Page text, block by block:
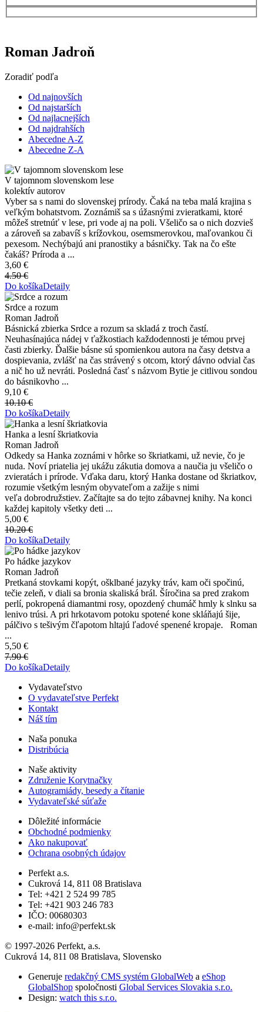
Roman Jadroň
Zoradiť podľa
Od najnovších
Od najstarších
Od najlacnejších
Od najdrahších
Abecedne A-Z
Abecedne Z-A
V tajomnom slovenskom lese
kolektív autorov
Vyber sa s nami do slovenskej prírody. Čaká na teba malá krajina s
veľkým bohatstvom. Zoznámiš sa s úžasnými zvieratkami, ktoré
môžeš stretnúť v lese, pri vode aj na poli. Všeličo sa o nich dozvieš
a zároveň sa zabavíš s krížovkou, osemsmerovkou, maľovankou či
pexesom. Nechýbajú ani pranostiky a básničky. Tak na čo ešte
čakáš? Príroda a ...
3,60 €
4.50 €
Do košíkaDetaily
Srdce a rozum
Roman Jadroň
Básnická zbierka Srdce a rozum sa skladá z troch častí.
Neuhasínajúca nádej v ťažkostiach každodennosti je témou prvej
časti zbierky. Ďalšie básne sú spomienkou autora na časy detstva a
dospievania, zvlášť na čas strávený s otcom, ktorý dávno odvial čas
a nič ho už nevráti. Posledná časť s názvom Bytie je citlivou sondou
do básnikovho ...
9,10 €
10.10 €
Do košíkaDetaily
Hanka a lesní škriatkovia
Roman Jadroň
Odkedy sa Hanka zoznámi v hôrke so škriatkami, už nevie, čo je
nuda. Noví priatelia jej ukážu zákutia domova a naučia ju všeličo o
zvieratách i prírode. Vďaka daru, ktorý Hanka dostane od škriatkov,
rozumie všetkým lesným obyvateľom a zažije s nimi
veľa dobrodružstiev. Začítajte sa do tejto zábavnej knihy. Na konci
každej kapitoly všetky deti ...
5,00 €
10.20 €
Do košíkaDetaily
Po hádke jazykov
Roman Jadroň
Pretkaná stovkami kopýt, ošklbané jazyky tráv, kam oči spočinú,
tečie zeleň, v diali sa bronia skaliská brál. Šíročina sa pred zrakom
perlí, pokropená diamantmi rosy, opozdený chumáč hmly k slnku sa
lenivo trúsi. A pri hrkotavom potoku spotené kone skláňajú šije,
pálčivo s tešivým čľapotom hltajú ľadové spenené kropaje. Roman
...
5,50 €
7.90 €
Do košíkaDetaily
Vydavateľstvo
O vydavateľstve Perfekt
Kontakt
Náš tím
Naša ponuka
Distribúcia
Naše aktivity
Združenie Korytnačky
Autogramiády, besedy a čítanie
Vydavateľské súťaže
Dôležité informácie
Obchodné podmienky
Ako nakupovať
Ochrana osobných údajov
Perfekt a.s.
Cukrová 14, 811 08 Bratislava
Tel: +421 2 524 99 785
Tel: +421 903 246 783
IČO: 00680303
e-mail: info@perfekt.sk
© 1997-2026 Perfekt, a.s.
Cukrová 14, 811 08 Bratislava, Slovensko
Generuje redakčný CMS systém GlobalWeb a eShop
GlobalShop spoločnosti Global Services Slovakia s.r.o.
Design: watch this s.r.o.